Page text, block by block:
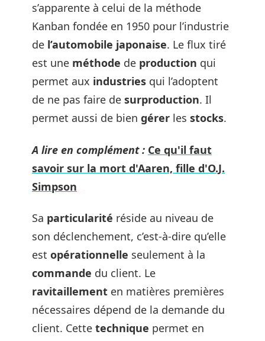
s’apparente à celui de la méthode
Kanban fondée en 1950 pour l’industrie
de l’automobile japonaise. Le flux tiré
est une méthode de production qui
permet aux industries qui l’adoptent
de ne pas faire de surproduction. Il
permet aussi de bien gérer les stocks.
A lire en complément : Ce qu'il faut
savoir sur la mort d'Aaren, fille d'O.J.
Simpson
Sa particularité réside au niveau de
son déclenchement, c’est-à-dire qu’elle
est opérationnelle seulement à la
commande du client. Le
ravitaillement en matières premières
nécessaires dépend de la demande du
client. Cette technique permet en